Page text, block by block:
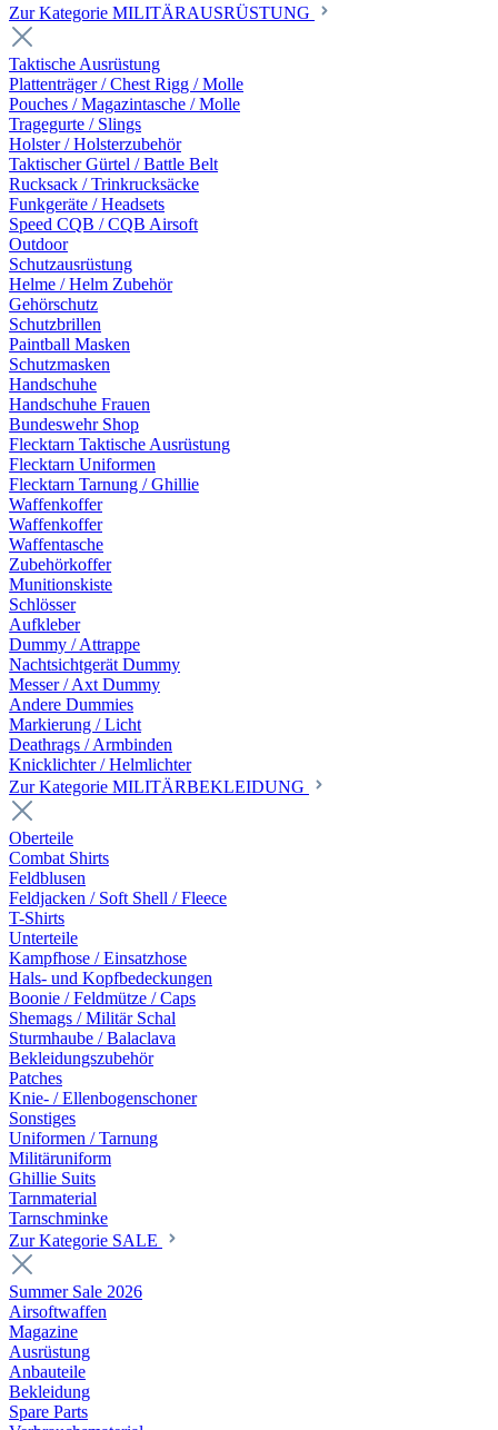
Zur Kategorie MILITÄRAUSRÜSTUNG
Taktische Ausrüstung
Plattenträger / Chest Rigg / Molle
Pouches / Magazintasche / Molle
Tragegurte / Slings
Holster / Holsterzubehör
Taktischer Gürtel / Battle Belt
Rucksack / Trinkrucksäcke
Funkgeräte / Headsets
Speed CQB / CQB Airsoft
Outdoor
Schutzausrüstung
Helme / Helm Zubehör
Gehörschutz
Schutzbrillen
Paintball Masken
Schutzmasken
Handschuhe
Handschuhe Frauen
Bundeswehr Shop
Flecktarn Taktische Ausrüstung
Flecktarn Uniformen
Flecktarn Tarnung / Ghillie
Waffenkoffer
Waffenkoffer
Waffentasche
Zubehörkoffer
Munitionskiste
Schlösser
Aufkleber
Dummy / Attrappe
Nachtsichtgerät Dummy
Messer / Axt Dummy
Andere Dummies
Markierung / Licht
Deathrags / Armbinden
Knicklichter / Helmlichter
Zur Kategorie MILITÄRBEKLEIDUNG
Oberteile
Combat Shirts
Feldblusen
Feldjacken / Soft Shell / Fleece
T-Shirts
Unterteile
Kampfhose / Einsatzhose
Hals- und Kopfbedeckungen
Boonie / Feldmütze / Caps
Shemags / Militär Schal
Sturmhaube / Balaclava
Bekleidungszubehör
Patches
Knie- / Ellenbogenschoner
Sonstiges
Uniformen / Tarnung
Militäruniform
Ghillie Suits
Tarnmaterial
Tarnschminke
Zur Kategorie SALE
Summer Sale 2026
Airsoftwaffen
Magazine
Ausrüstung
Anbauteile
Bekleidung
Spare Parts